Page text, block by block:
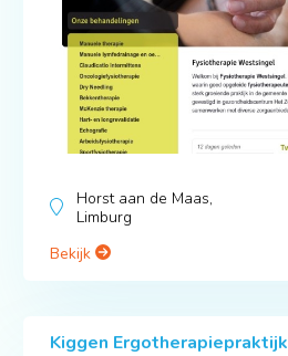
Horst aan de Maas,
Limburg
Bekijk
Kiggen Ergotherapiepraktijk